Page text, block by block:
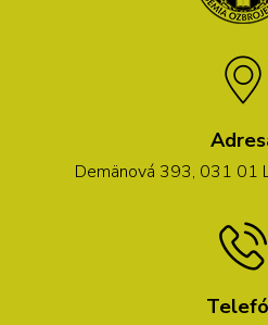
Demänová 393, 031 01